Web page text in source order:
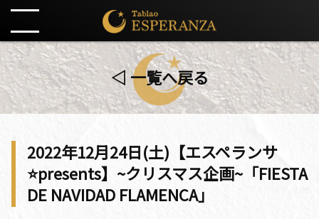
◁ 一覧へ戻る
2022年12月24日(土)【エスペランサ
⭐️presents】~クリスマス企画~「FIESTA
DE NAVIDAD FLAMENCA」